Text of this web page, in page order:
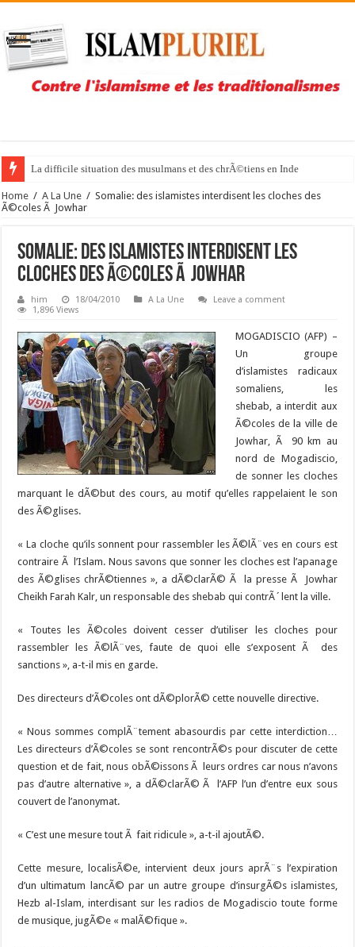
La difficile situation des musulmans et des chrÃ©tiens en Inde
Home / A La Une / Somalie: des islamistes interdisent les cloches des
Ã©coles Ã Jowhar
Somalie: des islamistes interdisent les
cloches des Ã©coles Ã Jowhar
him 18/04/2010 A La Une
Leave a comment
1,896 Views
MOGADISCIO (AFP) –
Un groupe
d’islamistes radicaux
somaliens, les
shebab, a interdit aux
Ã©coles de la ville de
Jowhar, Ã 90 km au
nord de Mogadiscio,
de sonner les cloches
marquant le dÃ©but des cours, au motif qu’elles rappelaient le son
des Ã©glises.
« La cloche qu’ils sonnent pour rassembler les Ã©lÃ¨ves en cours est
contraire Ã l’Islam. Nous savons que sonner les cloches est l’apanage
des Ã©glises chrÃ©tiennes », a dÃ©clarÃ© Ã la presse Ã Jowhar
Cheikh Farah Kalr, un responsable des shebab qui contrÃ´lent la ville.
« Toutes les Ã©coles doivent cesser d’utiliser les cloches pour
rassembler les Ã©lÃ¨ves, faute de quoi elle s’exposent Ã des
sanctions », a-t-il mis en garde.
Des directeurs d’Ã©coles ont dÃ©plorÃ© cette nouvelle directive.
« Nous sommes complÃ¨tement abasourdis par cette interdiction…
Les directeurs d’Ã©coles se sont rencontrÃ©s pour discuter de cette
question et de fait, nous obÃ©issons Ã leurs ordres car nous n’avons
pas d’autre alternative », a dÃ©clarÃ© Ã l’AFP l’un d’entre eux sous
couvert de l’anonymat.
« C’est une mesure tout Ã fait ridicule », a-t-il ajoutÃ©.
Cette mesure, localisÃ©e, intervient deux jours aprÃ¨s l’expiration
d’un ultimatum lancÃ© par un autre groupe d’insurgÃ©s islamistes,
Hezb al-Islam, interdisant sur les radios de Mogadiscio toute forme
de musique, jugÃ©e « malÃ©fique ».